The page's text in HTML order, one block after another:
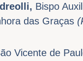
Bispo
das Graças
Vicente de